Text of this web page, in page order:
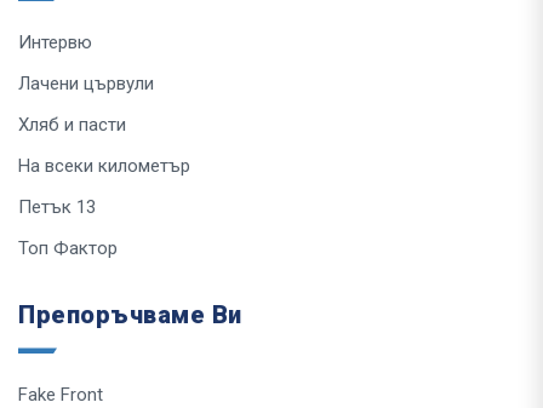
Интервю
Лачени цървули
Хляб и пасти
На всеки километър
Петък 13
Топ Фактор
Препоръчваме Ви
Fake Front